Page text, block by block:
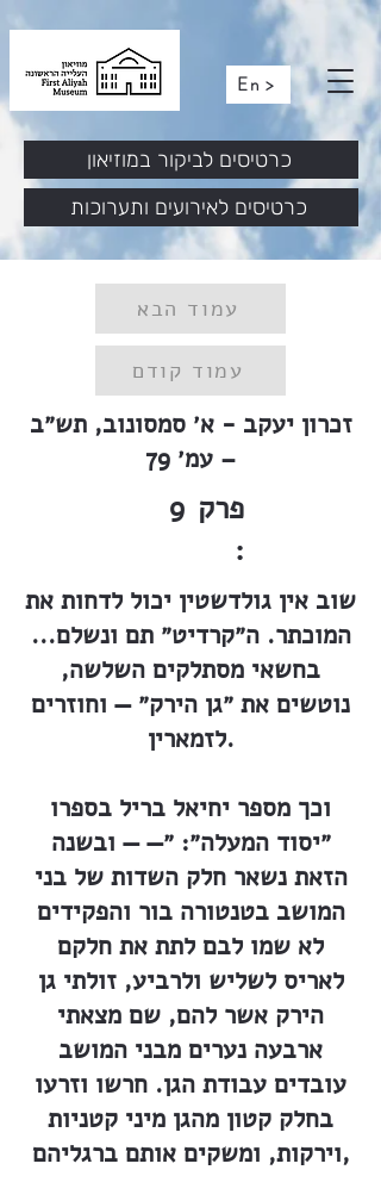
En >
כרטיסים לאירועים ותערוכות
כרטיסים לביקור במוזיאון
עמוד הבא
עמוד קודם
זכרון יעקב - א׳ סמסונוב, תש״ב
– עמ׳ 79
9 פרק
:
שוב אין גולדשטין יכול לדחות את
המוכתר. ה״קרדיט״ תם ונשלם...
בחשאי מסתלקים השלשה,
נוטשים את ״גן הירק״ — וחוזרים
לזמארין.
וכך מספר יחיאל בריל בספרו
״יסוד המעלה״: ״— — ובשנה
הזאת נשאר חלק השדות של בני
המושב בטנטורה בור והפקידים
לא שמו לבם לתת את חלקם
לאריס לשליש ולרביע, זולתי גן
הירק אשר להם, שם מצאתי
ארבעה נערים מבני המושב
עובדים עבודת הגן. חרשו וזרעו
בחלק קטון מהגן מיני קטניות
וירקות, ומשקים אותם ברגליהם,